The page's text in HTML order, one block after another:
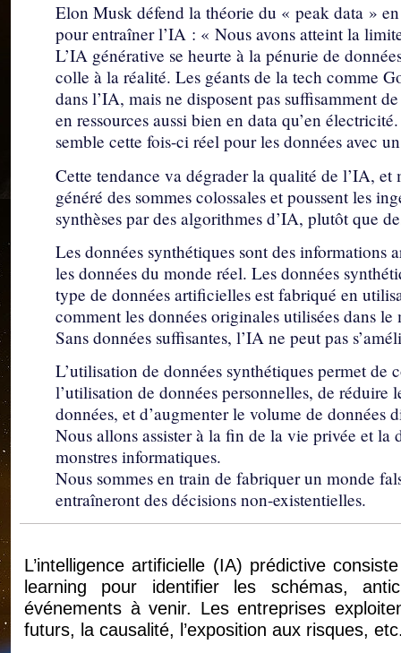
Elon Musk défend la théorie du « peak data »
pour entraîner l’IA : « Nous avons atteint la
L’IA générative se heurte à la pénurie de
colle à la réalité. Les géants de la tech comme
dans l’IA, mais ne disposent pas suffisamment
en ressources aussi bien en data qu’en
semble cette fois-ci réel pour les données avec
Cette tendance va dégrader la qualité de l’IA,
généré des sommes colossales et poussent les
synthèses par des algorithmes d’IA, plutôt que
Les données synthétiques sont des
les données du monde réel. Les données
type de données artificielles est fabriqué en
comment les données originales utilisées dans
Sans données suffisantes, l’IA ne peut pas
L’utilisation de données synthétiques permet
l’utilisation de données personnelles, de réduire
données, et d’augmenter le volume de données
Nous allons assister à la fin de la vie privée et
monstres informatiques.
Nous sommes en train de fabriquer un monde
entraîneront des décisions non-existentielles.
L’intelligence artificielle (IA) prédictive
learning pour identifier les schémas,
événements à venir. Les entreprises
futurs, la causalité, l’exposition aux risques,